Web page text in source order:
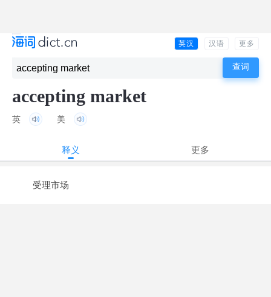
英汉 汉语 更多
accepting market
英 美
释义 更多
受理市场